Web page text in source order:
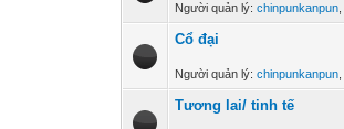
Người quản lý:chinpunkanpun
Cổ đại
Người quản lý:chinpunkanpun
Tương lai/ tinh tế